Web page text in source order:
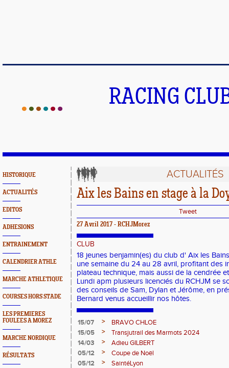
RACING
HISTORIQUE
ACTUALITÉS
EDITOS
ADHESIONS
ENTRAINEMENT
CALENDRIER ATHLE
MARCHE ATHLETIQUE
COURSES HORS STADE
LES PREMIERES
FOULEES A MOREZ
MARCHE NORDIQUE
RÉSULTATS
ACTUALITÉS
Aix les Bains en stage à la
Tweet
27 Avril 2017 - RCHJMorez
CLUB
18 jeunes benjamin(es) du club d' Aix les
une semaine du 24 au 28 avril, profitant des
plateau technique, mais aussi de la cendrée
Lundi apm plusieurs licenciés du RCHJM se
des conseils de Sam, Dylan et Jérôme, en
Bernard venus accueillir nos hôtes.
15/07 >
BRAVO CHLOE
15/05
>
Transjutrail des Marmots 2024
14/03
>
Adieu GILBERT
05/12
>
Coupe de Noël
05/12
>
SaintéLyon